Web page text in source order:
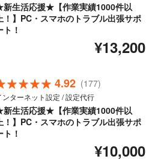
生活応援★【作業実績1000件以
！】PC・スマホのトラブル出張サポ
ト！
¥13,200
4.92 (177)
ンターネット設定 / 設定代行
生活応援★【作業実績1000件以
！】PC・スマホのトラブル出張サポ
ト！
¥10,000